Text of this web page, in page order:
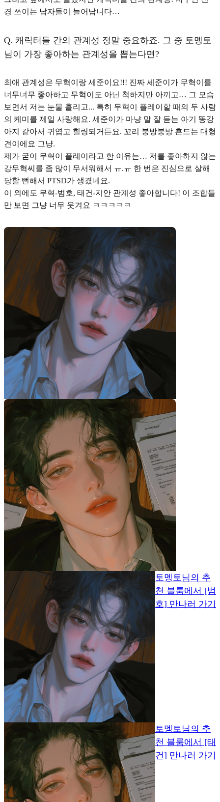
경 쓰이는 남자들이 늘어납니다…
Q. 캐릭터들 간의 관계성 정말 중요하죠. 그 중 토멩토
님이 가장 좋아하는 관계성을 뽑는다면?
최애 관계성은 무혁이랑 세준이요!!! 진짜 세준이가 무혁이를
너무너무 좋아하고 무혁이도 아닌 척하지만 아끼고… 그 모습
보면서 저는 눈물 흘리고... 특히 무혁이 플레이할 때의 두 사람
의 케미를 제일 사랑해요. 세준이가 마냥 말 잘 듣는 아기 똥강
아지 같아서 귀엽고 힐링되거든요. 꼬리 붕방붕방 흔드는 대형
견이에요 그냥.
제가 굳이 무혁이 플레이라고 한 이유는… 저를 좋아하지 않는
강무혁씨를 좀 많이 무서워해서 ㅠ.ㅠ 한 번은 진심으로 살해
당할 뻔해서 PTSD가 생겼네요.
이 외에도 무혁-범호, 태건-지안 관계성 좋아합니다! 이 조합들
만 보면 그냥 너무 웃겨요 ㅋㅋㅋㅋㅋ
토멩토님의 추
천 블룸에서 [범
호] 만나러 가기
토멩토님의 추
천 블룸에서 [태
건] 만나러 가기